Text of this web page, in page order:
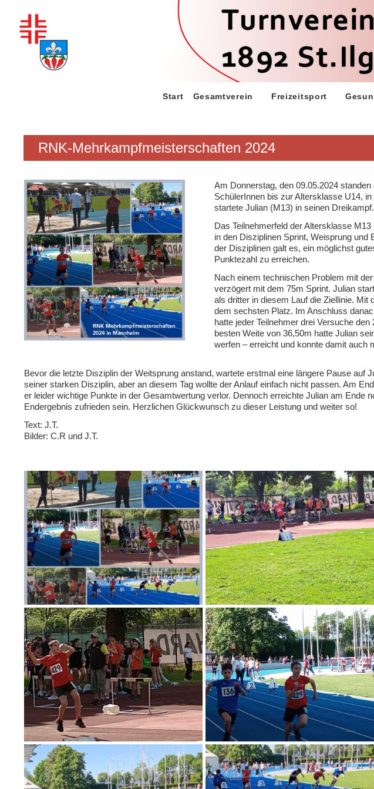
springen
Start Gesamtverein Freizeitsport
RNK-Mehrkampfmeisterschaften 2024
Am Donnerstag, den 09.05.2024
SchülerInnen bis zur Altersklasse U14,
startete Julian (M13) in seinen Dreikampf.
Das Teilnehmerfeld der Altersklasse
in den Disziplinen Sprint, Weisprung
der Disziplinen galt es, ein möglichst
Punktezahl zu erreichen.
Nach einem technischen Problem mit
verzögert mit dem 75m Sprint. Julian
als dritter in diesem Lauf die Ziellinie. Mit
dem sechsten Platz. Im Anschluss
hatte jeder Teilnehmer drei Versuche
besten Weite von 36,50m hatte Julian
werfen – erreicht und konnte damit auch
Bevor die letzte Disziplin der Weitsprung anstand, wartete erstmal eine längere Pause auf
seiner starken Disziplin, aber an diesem Tag wollte der Anlauf einfach nicht passen. Am
er leider wichtige Punkte in der Gesamtwertung verlor. Dennoch erreichte Julian am Ende
Endergebnis zufrieden sein. Herzlichen Glückwunsch zu dieser Leistung und weiter so!
Text: J.T.
Bilder: C.R und J.T.